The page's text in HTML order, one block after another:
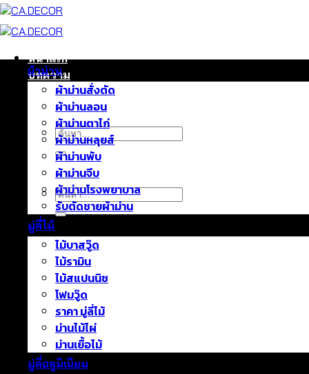
ข้าม
ยัง
หน้าแรก
บทความ
ติดต่อเรา
เกี่ยวกับเรา
ค้นหา:
ค้นหา:
ผ้าม่าน
ผ้าม่านสั่งตัด
ผ้าม่านลอน
ผ้าม่านตาไก่
ผ้าม่านหลุยส์
ผ้าม่านพับ
ผ้าม่านจีบ
ผ้าม่านโรงพยาบาล
รับตัดชายผ้าม่าน
มู่ลี่ไม้
ไม้บาสวู๊ด
ไม้รามิน
ไม้สแปนนิช
โฟมวู๊ด
ราคา มู่ลี่ไม้
ม่านไม้ไผ่
ม่านเยื้อไม้
มู่ลี่อลูมิเนียม